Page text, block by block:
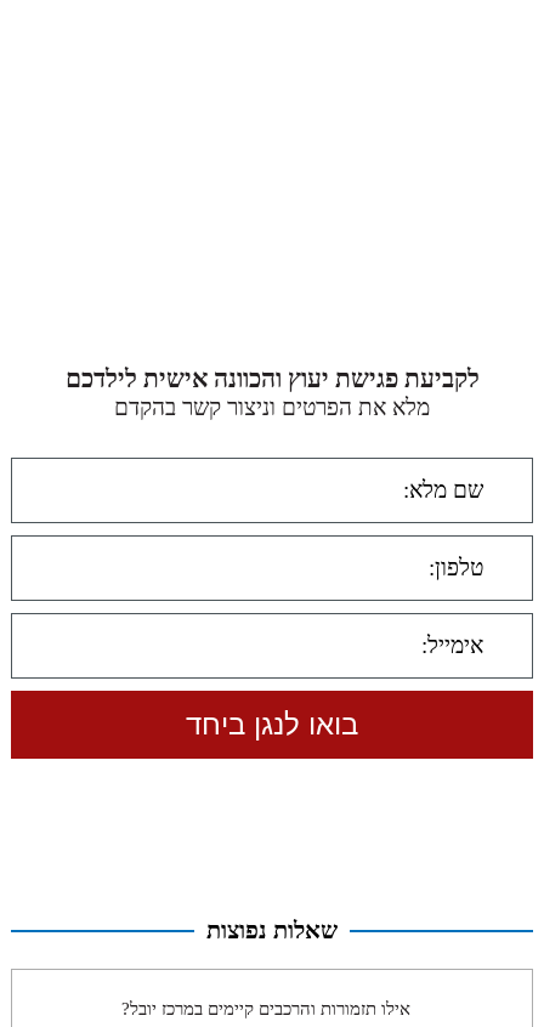
לקביעת פגישת יעוץ והכוונה אישית לילדכם
מלא את הפרטים וניצור קשר בהקדם
שאלות נפוצות
אילו תזמורות והרכבים קיימים במרכז יובל?